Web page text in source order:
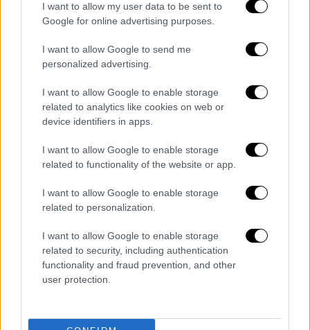
I want to allow my user data to be sent to
Google for online advertising purposes.
I want to allow Google to send me
personalized advertising.
I want to allow Google to enable storage
related to analytics like cookies on web or
device identifiers in apps.
I want to allow Google to enable storage
related to functionality of the website or app.
I want to allow Google to enable storage
related to personalization.
I want to allow Google to enable storage
related to security, including authentication
functionality and fraud prevention, and other
user protection.
Το μέτρο αγγίζει άμεσα περίπου 100.000
ακίνητα που παρέμειναν στα αζήτητα λόγω
της κρίσης και της υψηλής φορολογία τους
αλλά και την αντιπαροχή η οποία αρχίζει να
επιστρέφει στον χάρτη της κτηματαγοράς.
Από το ΦΠΑ θα γλιτώσουν και οι ιδιοκτήτες
οικοπέδων οι οποίοι σήμερα πληρώνουν
φόρο 24% για τα ακίνητα που παίρνουν ως
αντιπαροχή από τους κατασκευαστές.
Πάγωμα φόρου υπεραξίας
Αναστέλλεται για ακόμα τρία χρόνια και
συγκεκριμένα μέχρι και τις 31 Δεκεμβρίου
2022 ο φόρος υπεραξίας στις μεταβιβάσεις
ακινήτων. Είναι ένας φόρος ο οποίος
επιβαρύνει τους πωλητές ακινήτων και
μεταξύ της τιμής κτήσης και της τιμής